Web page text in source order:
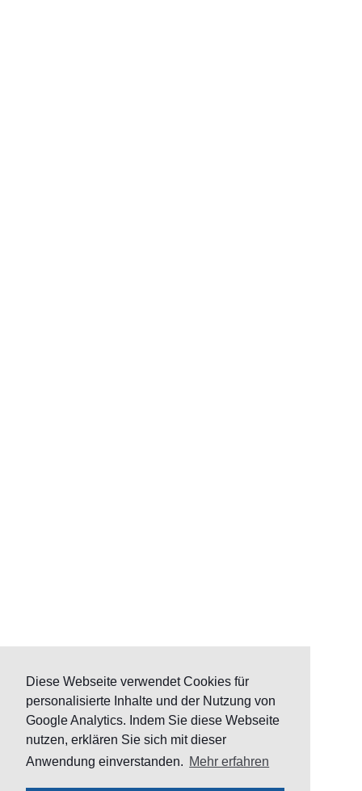
Diese Webseite verwendet Cookies für
personalisierte Inhalte und der Nutzung von
Google Analytics. Indem Sie diese Webseite
nutzen, erklären Sie sich mit dieser
Anwendung einverstanden. Mehr erfahren